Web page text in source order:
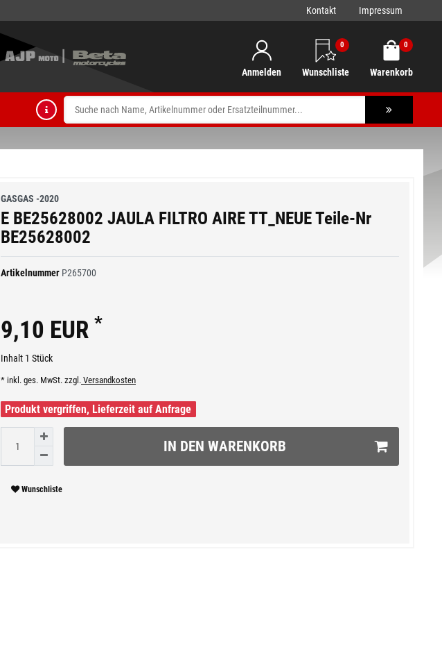
Kontakt Impressum
Anmelden
0
Wunschliste
0
Warenkorb
GASGAS -2020
E BE25628002 JAULA FILTRO AIRE TT_NEUE Teile-Nr
BE25628002
Artikelnummer P265700
9,10 EUR *
Inhalt 1 Stück
* inkl. ges. MwSt. zzgl. Versandkosten
Produkt vergriffen, Lieferzeit auf Anfrage
IN DEN WARENKORB
Wunschliste